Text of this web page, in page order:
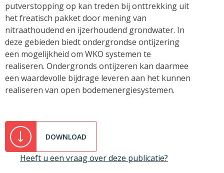
putverstopping op kan treden bij onttrekking uit
het freatisch pakket door mening van
nitraathoudend en ijzerhoudend grondwater. In
deze gebieden biedt ondergrondse ontijzering
een mogelijkheid om WKO systemen te
realiseren. Ondergronds ontijzeren kan daarmee
een waardevolle bijdrage leveren aan het kunnen
realiseren van open bodemenergiesystemen.
DOWNLOAD
Heeft u een vraag over deze publicatie?